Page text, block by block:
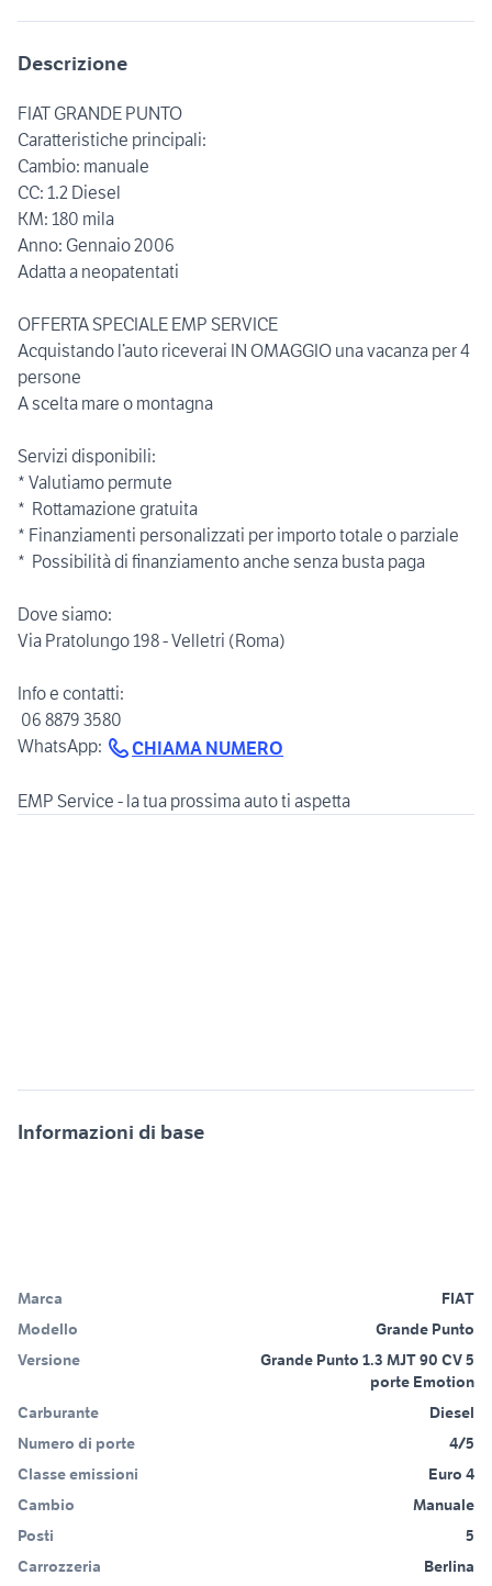
Descrizione
FIAT GRANDE PUNTO
Caratteristiche principali:
Cambio: manuale
CC: 1.2 Diesel
KM: 180 mila
Anno: Gennaio 2006
Adatta a neopatentati
OFFERTA SPECIALE EMP SERVICE
Acquistando l’auto riceverai IN OMAGGIO una vacanza per 4
persone
A scelta mare o montagna
Servizi disponibili:
* Valutiamo permute
* ️ Rottamazione gratuita
* Finanziamenti personalizzati per importo totale o parziale
* ️ Possibilità di finanziamento anche senza busta paga
Dove siamo:
Via Pratolungo 198 - Velletri (Roma)
Info e contatti:
️ 06 8879 3580
WhatsApp:
CHIAMA NUMERO
Informazioni di base
Marca
FIAT
Modello
Grande Punto
Versione
Grande Punto 1.3 MJT 90 CV 5
porte Emotion
Carburante
Diesel
Numero di porte
4/5
Classe emissioni
Euro 4
Cambio
Manuale
Posti
5
Carrozzeria
Berlina